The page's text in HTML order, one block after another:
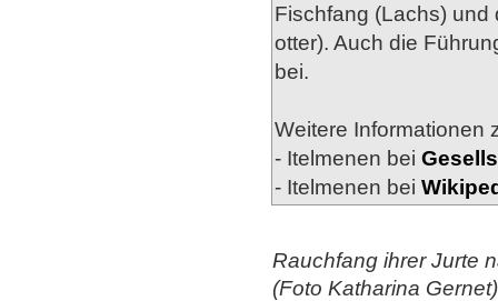
Fischfang (Lachs) und
otter). Auch die
bei.
Weitere Informationen
- Itelmenen bei
- Itelmenen bei
Rauchfang ihrer Jurte
(Foto Katharina Gernet)